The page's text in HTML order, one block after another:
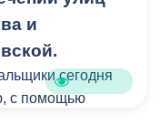
уже на
прямой:
брусчатку и
и
сегодня
с помощью